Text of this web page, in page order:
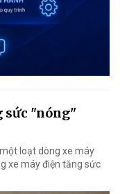
sức "nóng"
loạt dòng xe máy
xe máy điện tăng sức